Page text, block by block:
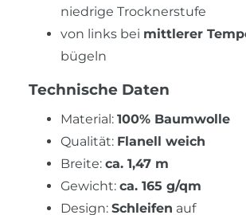
niedrige Trocknerstufe
von links bei mittlerer
bügeln
Technische Daten
Material: 100% Baumwolle
Qualität: Flanell weich
Breite: ca. 1,47 m
Gewicht: ca. 165 g/qm
Design: Schleifen auf